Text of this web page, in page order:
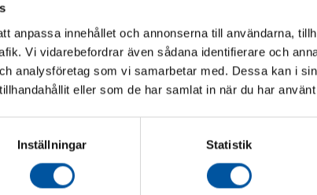
anpassa innehållet och annonserna till användarna,
Vi vidarebefordrar även sådana identifierare och
analysföretag som vi samarbetar med. Dessa kan i
eller som de har samlat in när du har
Inställningar Statistik
cabinets are equipped with adjustment and ball
range 5-50 l / min
cabinets are pre-printed with 10 bar before delivery